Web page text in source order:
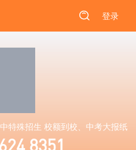
登录
特殊招生 校额到校、中考大报纸
8351